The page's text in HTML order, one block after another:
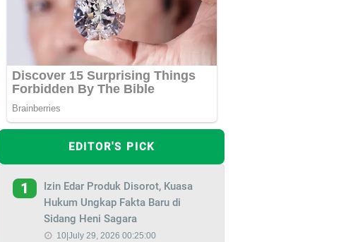
EDITOR'S PICK
1
Izin Edar Produk Disorot, Kuasa
Hukum Ungkap Fakta Baru di
Sidang Heni Sagara
10|July 29, 2026 00:25:00